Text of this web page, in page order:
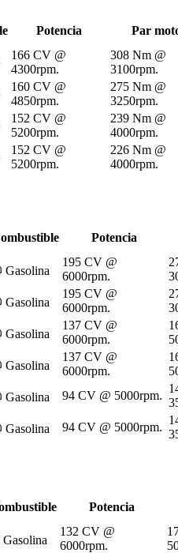
Potencia Par
166 CV @
4300rpm.
308 Nm @
3100rpm.
160 CV @
4850rpm.
275 Nm @
3250rpm.
152 CV @
5200rpm.
239 Nm @
4000rpm.
152 CV @
5200rpm.
226 Nm @
4000rpm.
Potencia
Gasolina
195 CV @
6000rpm.
Gasolina
195 CV @
6000rpm.
Gasolina
137 CV @
6000rpm.
Gasolina
137 CV @
6000rpm.
Gasolina 94 CV @ 5000rpm.
Gasolina 94 CV @ 5000rpm.
Potencia
Gasolina
132 CV @
6000rpm.